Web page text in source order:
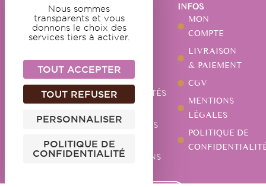
DOUCEURS
GUIMAUVES
CHOCOLATS
PÂTES DE
FRUITS
AUTRES
NOTRE
MAISON
NOTRE
HISTOIRE
NOTRE
ATELIER
ACTUALITÉS
MAGASINS
VOS
QUESTIONS
INFOS
MON
COMPTE
LIVRAISON
& PAIEMENT
CGV
MENTIONS
LÉGALES
POLITIQUE DE
Nous sommes
transparents et vous
donnons le choix des
services tiers à activer.
TOUT ACCEPTER
TOUT REFUSER
PERSONNALISER
POLITIQUE DE
CONFIDENTIALITÉ